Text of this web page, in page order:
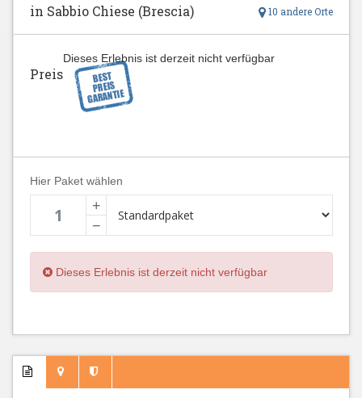
10 andere Orte
in Sabbio Chiese (Brescia)
Dieses Erlebnis ist derzeit nicht verfügbar
Preis
Hier Paket wählen
+
−
Dieses Erlebnis ist derzeit nicht verfügbar